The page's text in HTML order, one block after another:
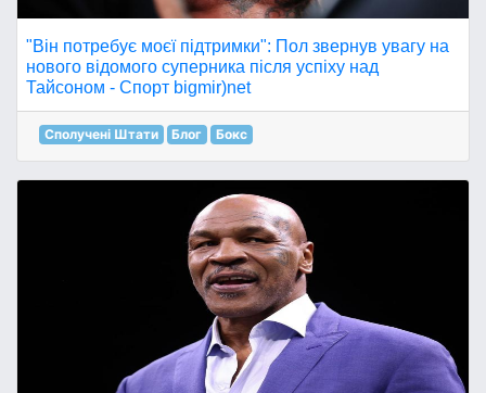
"Він потребує моєї підтримки": Пол звернув увагу на
нового відомого суперника після успіху над
Тайсоном - Спорт bigmir)net
Сполучені Штати Блог Бокс